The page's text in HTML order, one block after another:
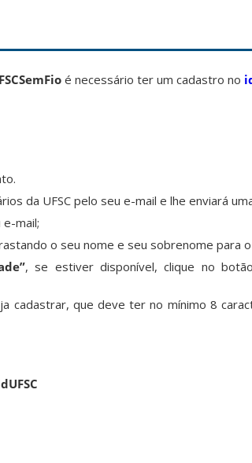
é necessário ter um cadastro no
da UFSC pelo seu e-mail e lhe enviará
mail;
o seu nome e seu sobrenome para
, se estiver disponível, clique no
cadastrar, que deve ter no mínimo 8